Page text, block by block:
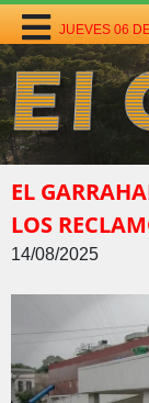
JUEVES 06
EL
LOS
14/08/2025